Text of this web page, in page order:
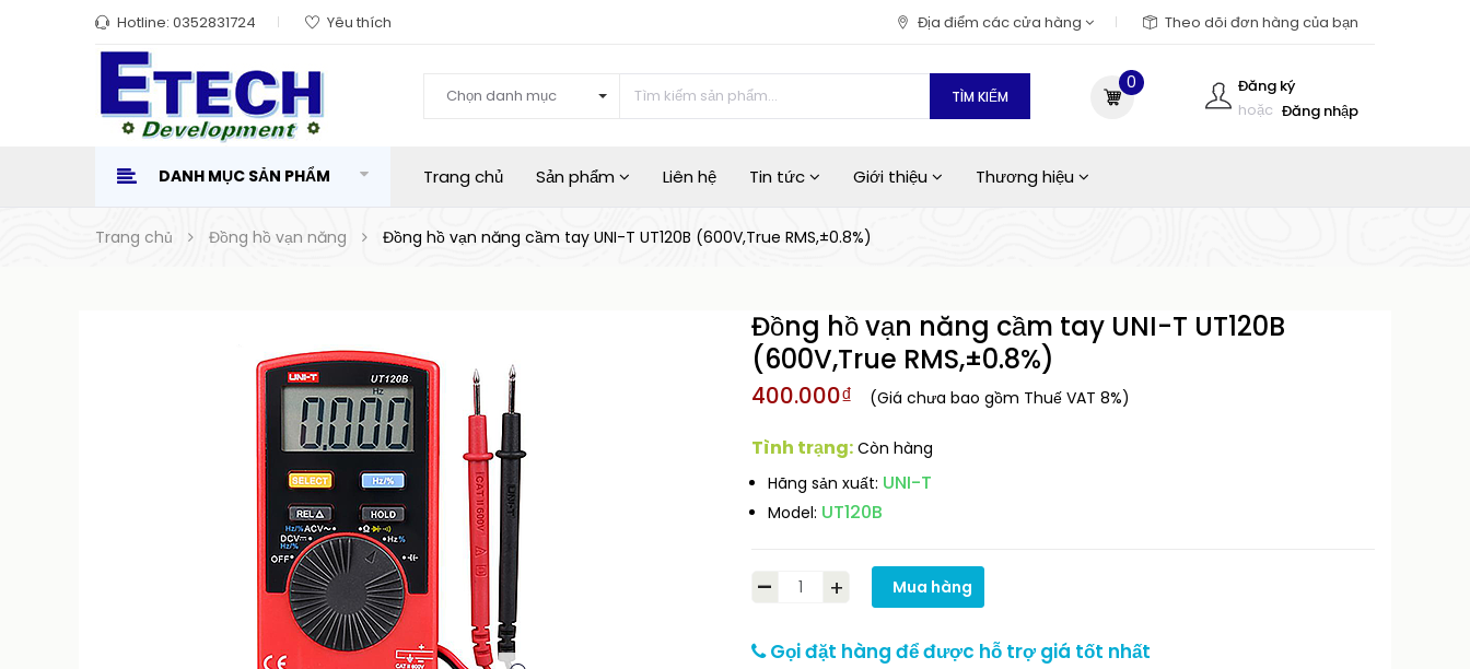
Hotline: 0352831724 Yêu thích Địa điểm các cửa hàng Theo dõi đơn hàng của bạn
Chọn danh mục TÌM KIẾM
Đăng ký
hoặc Đăng nhập
0
DANH MỤC SẢN PHẨM Trang chủ Sản phẩm Liên hệ Tin tức Giới thiệu Thương hiệu
Trang chủ Đồng hồ vạn năng Đồng hồ vạn năng cầm tay UNI-T UT120B (600V,True RMS,±0.8%)
Đồng hồ vạn năng cầm tay UNI-T UT120B
(600V,True RMS,±0.8%)
400.000₫ (Giá chưa bao gồm Thuế VAT 8%)
Tình trạng: Còn hàng
Hãng sản xuất: UNI-T
Model: UT120B
- + Mua hàng
Gọi đặt hàng để được hỗ trợ giá tốt nhất